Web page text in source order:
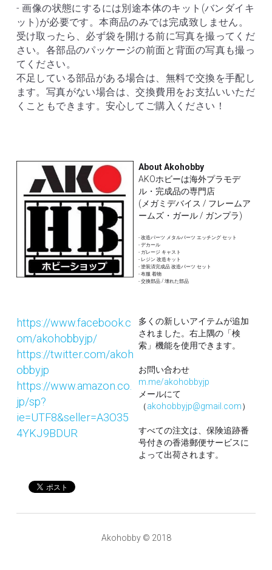
- 画像の状態にするには別途本体のキット(バンダイキ
ット)が必要です。本商品のみでは完成致しません。
受け取ったら、必ず袋を開ける前に写真を撮ってくだ
さい。各部品のパッケージの前面と背面の写真も撮っ
てください。
不足している部品がある場合は、無料で交換を手配し
ます。写真がない場合は、交換費用をお支払いいただ
くこともできます。安心してご購入ください！
About Akohobby
AKOホビーは海外プラモデ
ル・完成品の専門店
(メガミデバイス / フレームア
ームズ・ガール / ガンプラ)
- 改造パーツ メタルパーツ エッチング セット
- デカール
- ガレージ キャスト
- レジン 改造キット
- 塗装済完成品 改造パーツ セット
- 布服 着物
- 交換部品 / 壊れた部品
https://www.facebook.c
om/akohobbyjp/
https://twitter.com/akoh
obbyjp
https://www.amazon.co.
jp/sp?
ie=UTF8&seller=A3O35
4YKJ9BDUR
多くの新しいアイテムが追加
されました。右上隅の「検
索」機能を使用できます。
お問い合わせ
m.me/akohobbyjp
メールにて
（akohobbyjp@gmail.com）
すべての注文は、保険追跡番
号付きの香港郵便サービスに
よって出荷されます。
Akohobby © 2018